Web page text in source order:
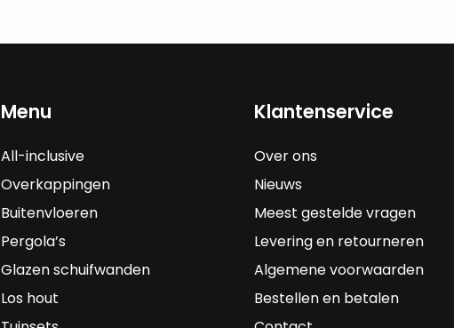
Menu
All-inclusive
Overkappingen
Buitenvloeren
Pergola’s
Glazen schuifwanden
Los hout
Klantenservice
Over ons
Nieuws
Meest gestelde vragen
Levering en retourneren
Algemene voorwaarden
Bestellen en betalen